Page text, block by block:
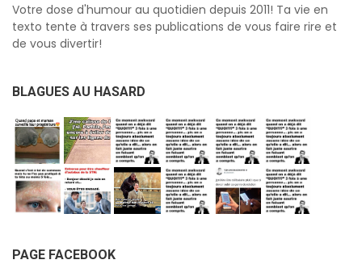
Votre dose d'humour au quotidien depuis 2011! Ta vie en
texto tente à travers ses publications de vous faire rire et
de vous divertir!
BLAGUES AU HASARD
PAGE FACEBOOK